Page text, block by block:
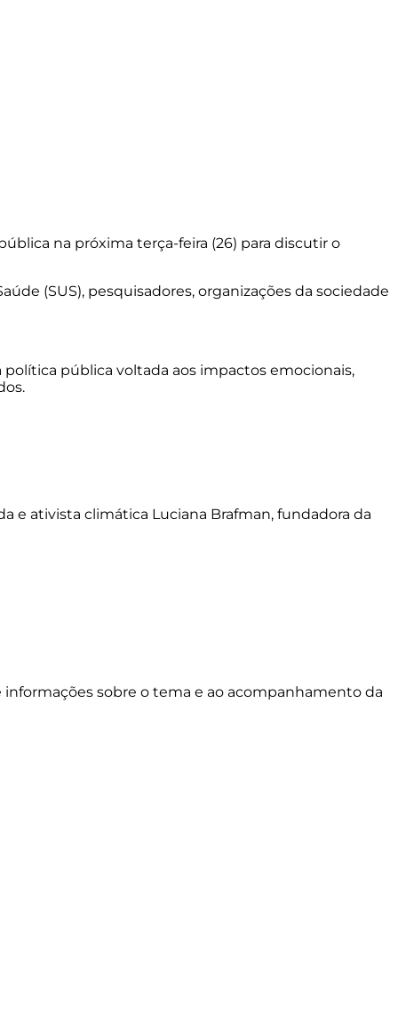
na próxima terça-feira (26) para discutir o
(SUS), pesquisadores, organizações da sociedade
pública voltada aos impactos emocionais,
e ativista climática Luciana Brafman, fundadora da
sobre o tema e ao acompanhamento da